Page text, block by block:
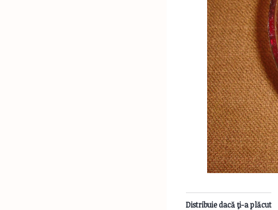
Distribuie dacă ţi-a plăcut